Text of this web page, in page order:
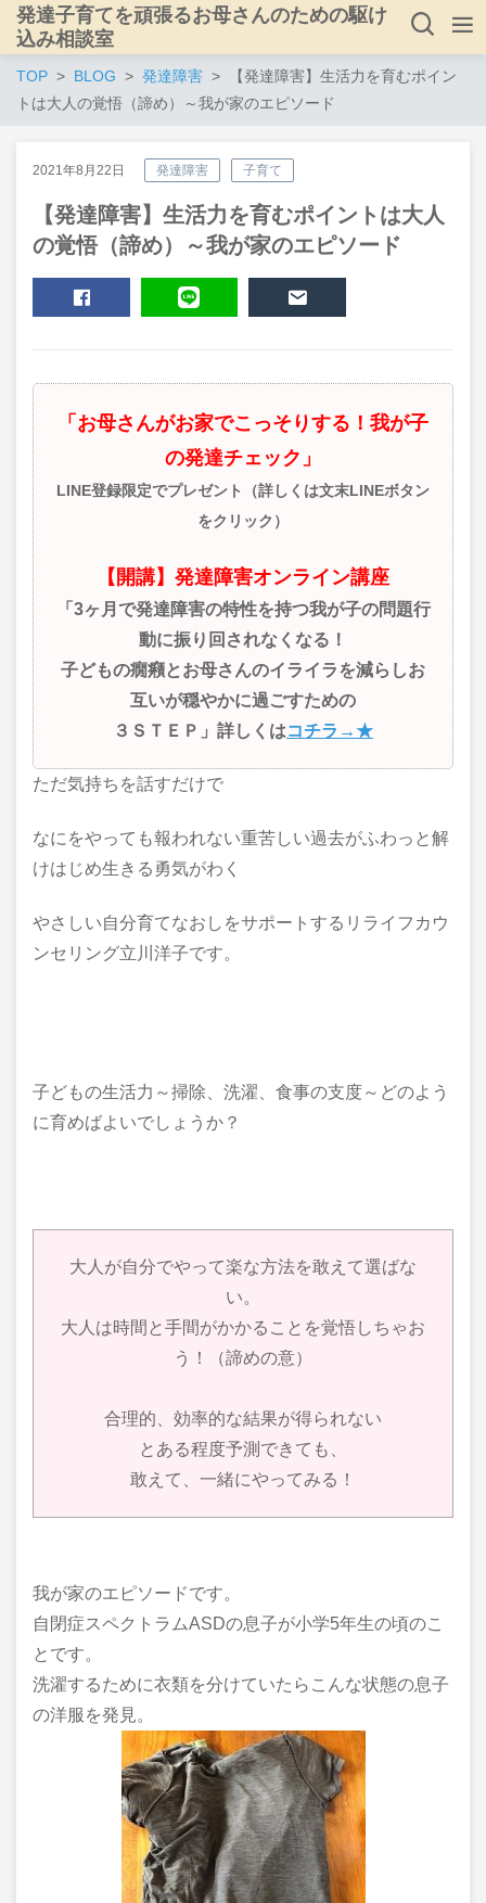
発達子育てを頑張るお母さんのための駆け
込み相談室
TOP BLOG 発達障害
【発達障害】生活力を育むポイン
トは大人の覚悟（諦め）～我が家のエピソード
2021年8月22日 発達障害 子育て
【発達障害】生活力を育むポイントは大人
の覚悟（諦め）～我が家のエピソード
「お母さんがお家でこっそりする！我が子
の発達チェック」
LINE登録限定でプレゼント（詳しくは文末LINEボタン
をクリック）
【開講】発達障害オンライン講座
「3ヶ月で発達障害の特性を持つ我が子の問題行
動に振り回されなくなる！
子どもの癇癪とお母さんのイライラを減らしお
互いが穏やかに過ごすための
３ＳＴＥＰ」詳しくはコチラ→★
ただ気持ちを話すだけで
なにをやっても報われない重苦しい過去がふわっと解
けはじめ生きる勇気がわく
やさしい自分育てなおしをサポートするリライフカウ
ンセリング立川洋子です。
子どもの生活力～掃除、洗濯、食事の支度～どのよう
に育めばよいでしょうか？
大人が自分でやって楽な方法を敢えて選ばな
い。
大人は時間と手間がかかることを覚悟しちゃお
う！（諦めの意）
合理的、効率的な結果が得られない
とある程度予測できても、
敢えて、一緒にやってみる！
我が家のエピソードです。
自閉症スペクトラムASDの息子が小学5年生の頃のこ
とです。
洗濯するために衣類を分けていたらこんな状態の息子
の洋服を発見。